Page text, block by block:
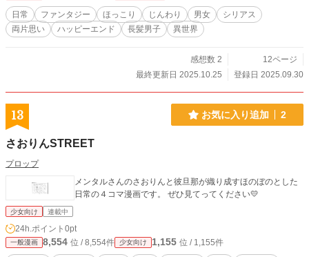
日常 ファンタジー ほっこり じんわり 男女
シリアス
両片思い
ハッピーエンド 長髪男子 異世界
感想数 2
12ページ
最終更新日 2025.10.25
登録日 2025.09.30
13 お気に入り追加 2
さおりんSTREET
プロップ
メンタルさんのさおりんと彼旦那が織り成すほのぼのとした
日常の４コマ漫画です。 ぜひ見てってください💛
少女向け 連載中
24h.ポイント 0pt
一般漫画 8,554 位 / 8,554件 少女向け 1,155 位 / 1,155件